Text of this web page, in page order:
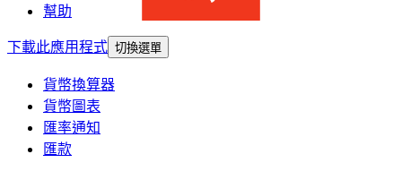
幫助
下載此應用程式 切換選單
貨幣換算器
貨幣圖表
匯率通知
匯款